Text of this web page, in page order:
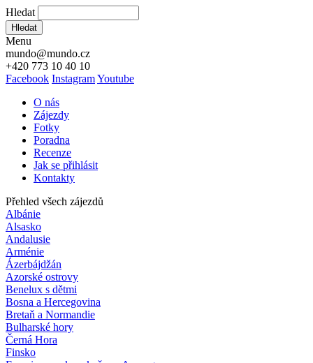
Hledat
Hledat
Menu
mundo@mundo.cz
+420 773 10 40 10
Facebook InstagramYoutube
O nás
Zájezdy
Fotky
Poradna
Recenze
Jak se přihlásit
Kontakty
Přehled všech zájezdů
Albánie
Alsasko
Andalusie
Arménie
Ázerbájdžán
Azorské ostrovy
Benelux s dětmi
Bosna a Hercegovina
Bretaň a Normandie
Bulharské hory
Černá Hora
Finsko